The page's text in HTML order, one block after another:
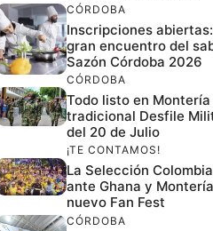
CÓRDOBA
Inscripciones
gran encuentro del
Sazón Córdoba 2026
CÓRDOBA
Todo listo en Montería
tradicional Desfile
del 20 de Julio
¡TE CONTAMOS!
La Selección
ante Ghana y
nuevo Fan Fest
CÓRDOBA